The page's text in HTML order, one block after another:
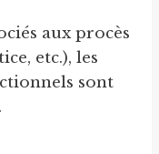
aux procès
etc.), les
sont